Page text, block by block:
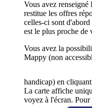
Vous avez
restitue les offres
celles-ci sont
est le plus proche de
Vous avez la
Mappy (non
handicap) en
La carte affiche
voyez à l'écran.